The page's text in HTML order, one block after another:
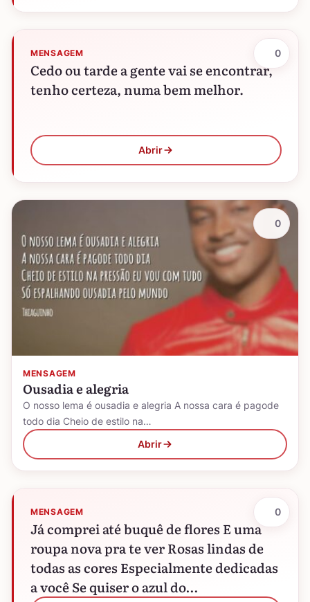
MENSAGEM
Cedo ou tarde a gente vai se encontrar,
tenho certeza, numa bem melhor.
Abrir
0
MENSAGEM
Ousadia e alegria
O nosso lema é ousadia e alegria A nossa cara é pagode
todo dia Cheio de estilo na…
Abrir
0
MENSAGEM
Já comprei até buquê de flores E uma
roupa nova pra te ver Rosas lindas de
todas as cores Especialmente dedicadas
a você Se quiser o azul do…
0